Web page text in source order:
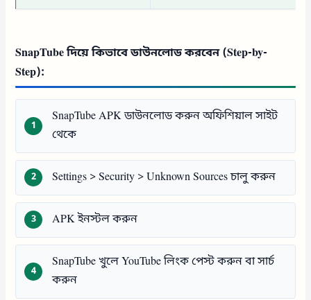
SnapTube দিয়ে কিভাবে ডাউনলোড করবেন (Step-by-
Step):
SnapTube APK ডাউনলোড করুন অফিশিয়াল সাইট
থেকে
Settings > Security > Unknown Sources চালু করুন
APK ইনস্টল করুন
SnapTube খুলে YouTube লিংক পেস্ট করুন বা সার্চ
করুন